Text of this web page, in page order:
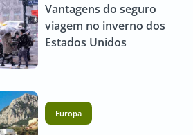
Vantagens do seguro
viagem no inverno dos
Estados Unidos
Europa